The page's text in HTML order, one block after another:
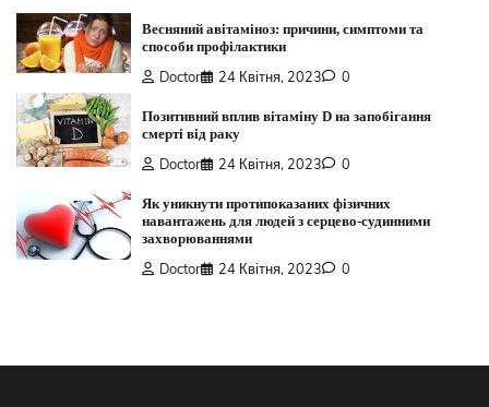
Весняний авітаміноз: причини, симптоми та
способи профілактики
Doctor 24 Квітня, 2023 0
Позитивний вплив вітаміну D на запобігання
смерті від раку
Doctor 24 Квітня, 2023 0
Як уникнути протипоказаних фізичних
навантажень для людей з серцево-судинними
захворюваннями
Doctor 24 Квітня, 2023 0